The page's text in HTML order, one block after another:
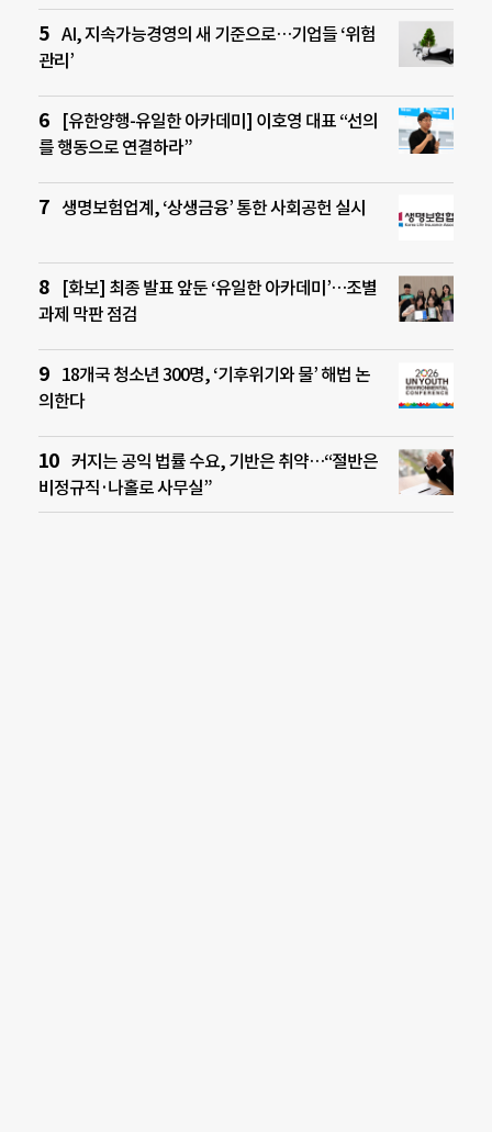
AI, 지속가능경영의 새 기준으로…기업들 ‘위험
관리’
[유한양행-유일한 아카데미] 이호영 대표 “선의
를 행동으로 연결하라”
생명보험업계, ‘상생금융’ 통한 사회공헌 실시
[화보] 최종 발표 앞둔 ‘유일한 아카데미’…조별
과제 막판 점검
18개국 청소년 300명, ‘기후위기와 물’ 해법 논
의한다
커지는 공익 법률 수요, 기반은 취약…“절반은
비정규직·나홀로 사무실”